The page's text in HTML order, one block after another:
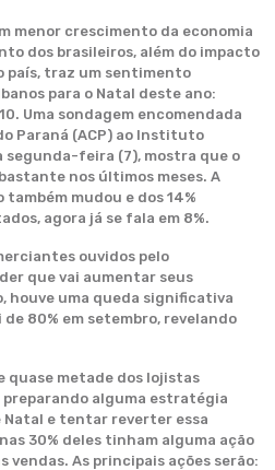
menor crescimento da economia
dos brasileiros, além do impacto
país, traz um sentimento
para o Natal deste ano:
Uma sondagem encomendada
Paraná (ACP) ao Instituto
segunda-feira (7), mostra que o
nos últimos meses. A
mudou e dos 14%
agora já se fala em 8%.
ouvidos pelo
que vai aumentar seus
houve uma queda significativa
80% em setembro, revelando
quase metade dos lojistas
alguma estratégia
Natal e tentar reverter essa
30% deles tinham alguma ação
vendas. As principais ações serão: